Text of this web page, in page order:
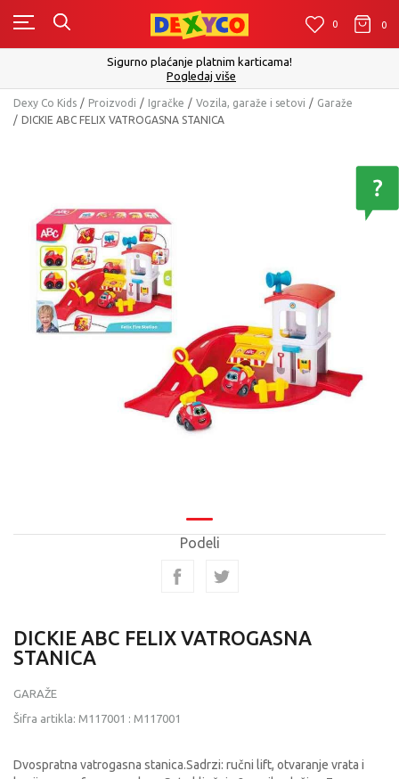
0 0
Sigurno plaćanje platnim karticama!
Pogledaj više
Dexy Co Kids Proizvodi Igračke Vozila, garaže i setovi
Garaže
DICKIE ABC FELIX VATROGASNA STANICA
Podeli
DICKIE ABC FELIX VATROGASNA
STANICA
GARAŽE
Šifra artikla: M117001 : M117001
Dvospratna vatrogasna stanica.Sadrzi: ručni lift, otvaranje vrata i